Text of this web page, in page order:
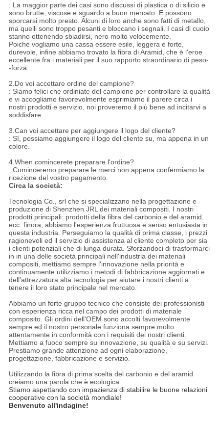
: La maggior parte dei casi sono discussi di plastica o di silicio e
sono brutte, viscose e sguardo a buon mercato. E possono
sporcarsi molto presto. Alcuni di loro anche sono fatti di metallo,
ma quelli sono troppo pesanti e bloccano i segnali. I casi di cuoio
stanno ottenendo sbiadirsi, nero molto velocemente.
Poichè vogliamo una cassa essere esile, leggera e forte,
durevole, infine abbiamo trovato la fibra di Aramid, che è l'eroe
eccellente fra i materiali per il suo rapporto straordinario di peso-
-forza.
2.Do voi accettare ordine del campione?
: Siamo felici che ordiniate del campione per controllare la qualità
e vi accogliamo favorevolmente esprimiamo il parere circa i
nostri prodotti e servizio, noi proveremo il più bene ad incitarvi a
soddisfare.
3.Can voi accettare per aggiungere il logo del cliente?
: Sì, possiamo aggiungere il logo del cliente su, ma appena in un
colore.
4.When comincerete preparare l'ordine?
: Cominceremo preparare le merci non appena confermiamo la
ricezione del vostro pagamento.
Circa la società:
Tecnologia Co., srl che si specializzano nella progettazione e
produzione di Shenzhen JRL dei materiali compositi. I nostri
prodotti principali: prodotti della fibra del carbonio e del aramid,
ecc. finora, abbiamo l'esperienza fruttuosa e senso entusiasta in
questa industria. Perseguiamo la qualità di prima classe, i prezzi
ragionevoli ed il servizio di assistenza al cliente completo per sia
i clienti potenziali che di lunga durata. Sforzandoci di trasformarci
in in una delle società principali nell'industria dei materiali
compositi, mettiamo sempre l'innovazione nella priorità e
continuamente utilizziamo i metodi di fabbricazione aggiornati e
dell'attrezzatura alta tecnologia per aiutare i nostri clienti a
tenere il loro stato principale nel mercato.
Abbiamo un forte gruppo tecnico che consiste dei professionisti
con esperienza ricca nel campo dei prodotti di materiale
composito. Gli ordini dell'OEM sono accolti favorevolmente
sempre ed il nostro personale funziona sempre molto
attentamente in conformità con i requisiti dei nostri clienti.
Mettiamo a fuoco sempre su innovazione, su qualità e su servizi.
Prestiamo grande attenzione ad ogni elaborazione,
progettazione, fabbricazione e servizio.
Utilizzando la fibra di prima scelta del carbonio e del aramid
creiamo una parola che è ecologica.
Stiamo aspettando con impazienza di stabilire le buone relazioni
cooperative con la società mondiale!
Benvenuto all'indagine!